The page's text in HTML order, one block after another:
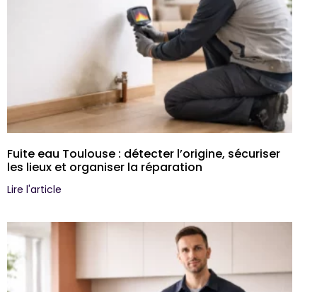
Fuite eau Toulouse : détecter l’origine, sécuriser
les lieux et organiser la réparation
Lire l'article